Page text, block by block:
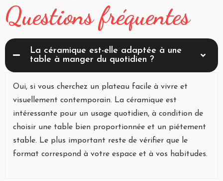
Questions fréquentes
La céramique est-elle adaptée à une
table à manger du quotidien ?
Oui, si vous cherchez un plateau facile à vivre et
visuellement contemporain. La céramique est
intéressante pour un usage quotidien, à condition de
choisir une table bien proportionnée et un piétement
stable. Le plus important reste de vérifier que le
format correspond à votre espace et à vos habitudes.